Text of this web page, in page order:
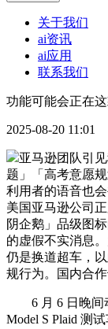
关于我们
ai资讯
ai应用
联系我们
功能可能会正在
2025-08-20 11:01
亚马逊团队引
题」「高考意愿
利用者的语音也
美国亚马逊公司
阴企鹅」品级图
的虚假不实消息
仍是换道超车，
规行为。国内合作
6 月 6 日晚间
Model S Plaid 测